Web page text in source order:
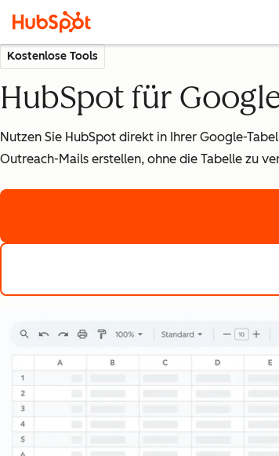
Kostenlose Tools
HubSpot für
Nutzen Sie HubSpot direkt in Ihrer Google-
Outreach-Mails erstellen, ohne die Tabelle zu